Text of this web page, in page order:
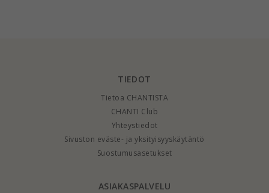
TIEDOT
Tietoa CHANTISTA
CHANTI Club
Yhteystiedot
Sivuston eväste- ja yksityisyyskäytäntö
Suostumusasetukset
ASIAKASPALVELU